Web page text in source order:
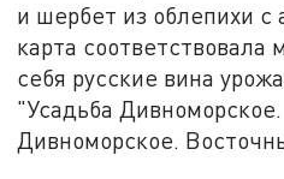
и шербет из облепихи
карта
себя русские вина
"Усадьба
Дивноморское.